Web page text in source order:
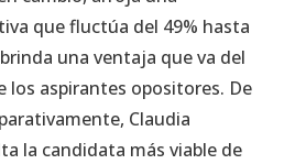
que fluctúa del 49% hasta
una ventaja que va del
los aspirantes opositores. De
Claudia
la candidata más viable de